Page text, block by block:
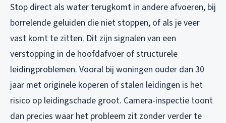
Stop direct als water terugkomt in andere afvoeren, bij
borrelende geluiden die niet stoppen, of als je veer
vast komt te zitten. Dit zijn signalen van een
verstopping in de hoofdafvoer of structurele
leidingproblemen. Vooral bij woningen ouder dan 30
jaar met originele koperen of stalen leidingen is het
risico op leidingschade groot. Camera-inspectie toont
dan precies waar het probleem zit zonder verder te